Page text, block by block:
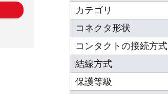
カテゴリ
コネクタ形状
コンタクトの接続方式
結線方式
保護等級